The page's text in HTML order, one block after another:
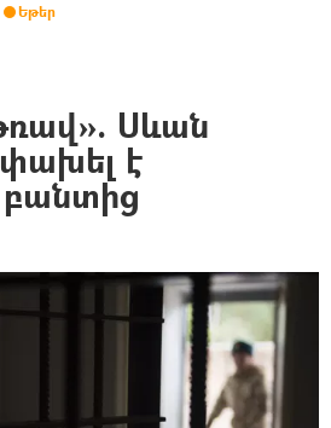
Եթեր
Սևան
է